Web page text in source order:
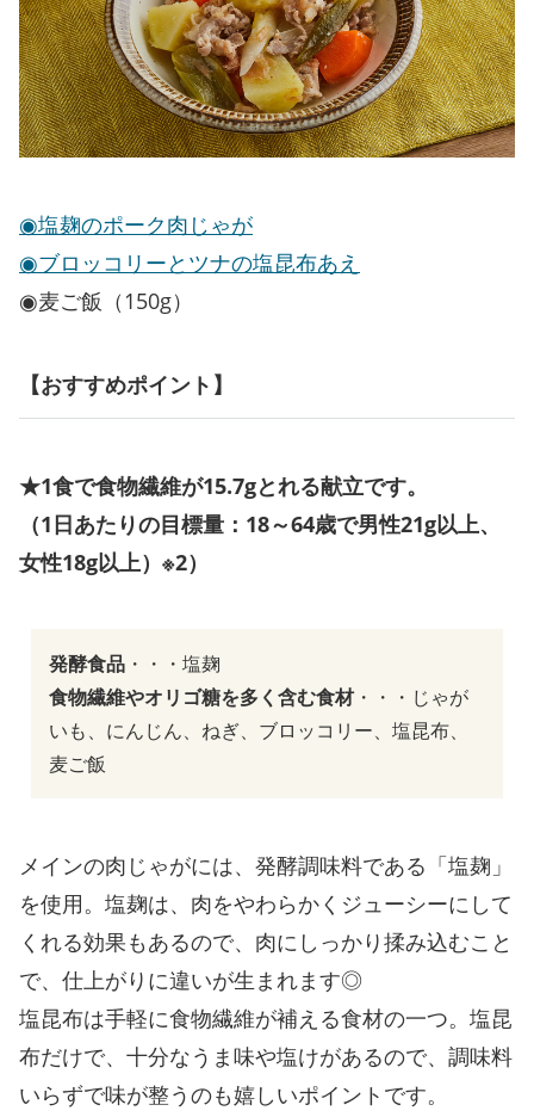
◉塩麹のポーク肉じゃが
◉ブロッコリーとツナの塩昆布あえ
◉麦ご飯（150g）
【おすすめポイント】
★1食で食物繊維が15.7gとれる献立です。
（1日あたりの目標量：18～64歳で男性21g以上、
女性18g以上）※2）
発酵食品 ・・・塩麹
食物繊維やオリゴ糖を多く含む食材・・・じゃが
いも、にんじん、ねぎ、ブロッコリー、塩昆布、
麦ご飯
メインの肉じゃがには、発酵調味料である「塩麹」
を使用。塩麹は、肉をやわらかくジューシーにして
くれる効果もあるので、肉にしっかり揉み込むこと
で、仕上がりに違いが生まれます◎
塩昆布は手軽に食物繊維が補える食材の一つ。塩昆
布だけで、十分なうま味や塩けがあるので、調味料
いらずで味が整うのも嬉しいポイントです。